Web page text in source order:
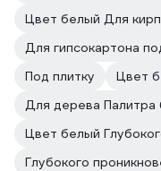
Цвет белый Для
Для гипсокартона
Под плитку
Цвет
Для дерева Палитра
Цвет белый
Глубокого